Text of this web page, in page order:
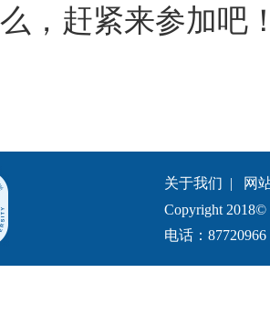
么，赶紧来参加吧！
关于我们 | 网
Copyright
电话：